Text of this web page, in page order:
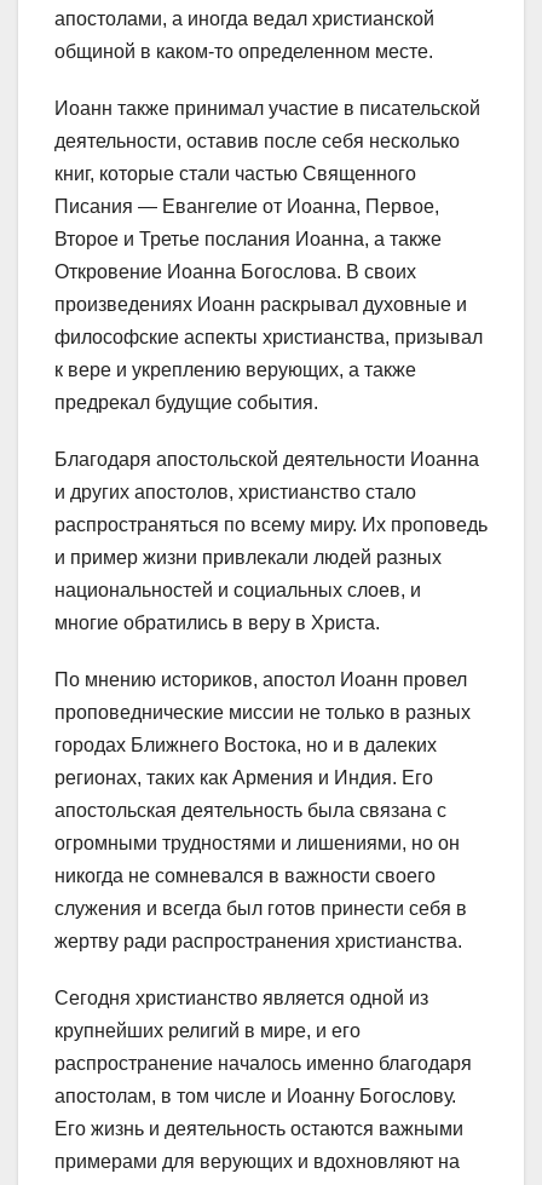
апостолами, а иногда ведал христианской
общиной в каком-то определенном месте.
Иоанн также принимал участие в писательской
деятельности, оставив после себя несколько
книг, которые стали частью Священного
Писания — Евангелие от Иоанна, Первое,
Второе и Третье послания Иоанна, а также
Откровение Иоанна Богослова. В своих
произведениях Иоанн раскрывал духовные и
философские аспекты христианства, призывал
к вере и укреплению верующих, а также
предрекал будущие события.
Благодаря апостольской деятельности Иоанна
и других апостолов, христианство стало
распространяться по всему миру. Их проповедь
и пример жизни привлекали людей разных
национальностей и социальных слоев, и
многие обратились в веру в Христа.
По мнению историков, апостол Иоанн провел
проповеднические миссии не только в разных
городах Ближнего Востока, но и в далеких
регионах, таких как Армения и Индия. Его
апостольская деятельность была связана с
огромными трудностями и лишениями, но он
никогда не сомневался в важности своего
служения и всегда был готов принести себя в
жертву ради распространения христианства.
Сегодня христианство является одной из
крупнейших религий в мире, и его
распространение началось именно благодаря
апостолам, в том числе и Иоанну Богослову.
Его жизнь и деятельность остаются важными
примерами для верующих и вдохновляют на